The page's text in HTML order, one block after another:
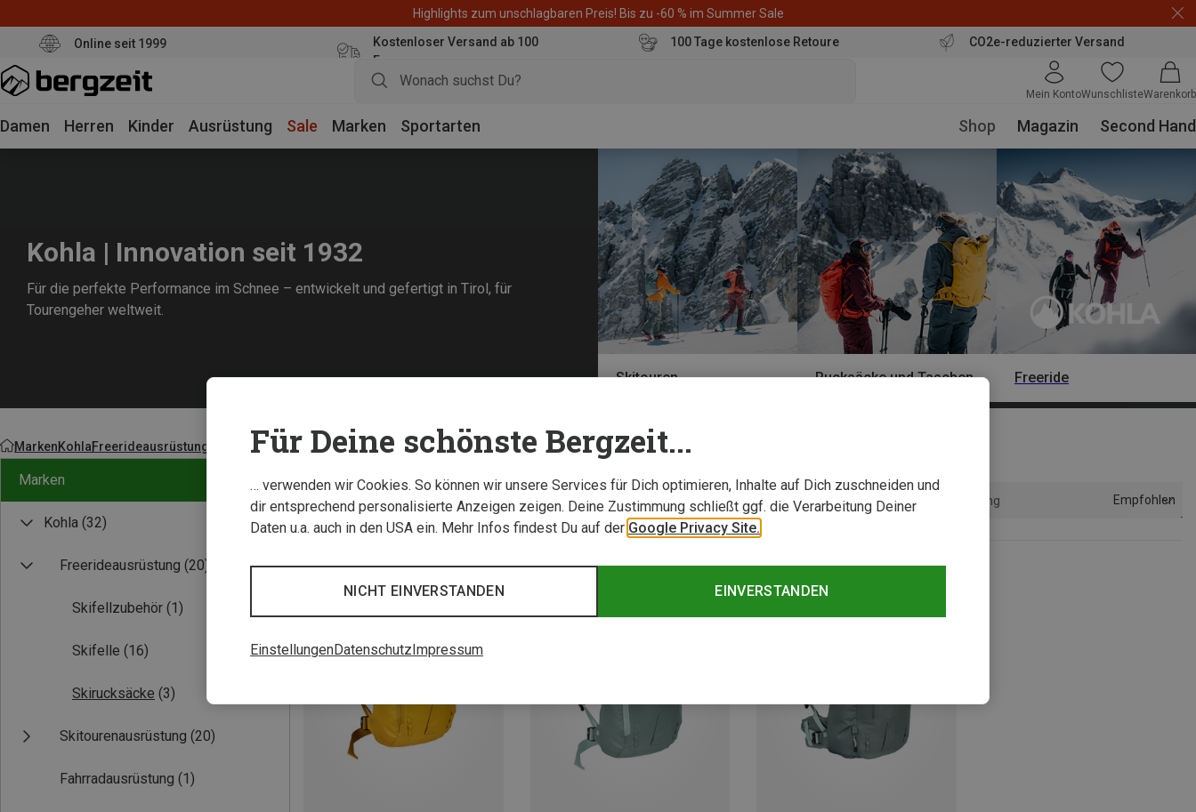
Highlights zum unschlagbaren Preis! Bis zu -60 % im Summer Sale
Online seit 1999
Kostenloser Versand ab 100
Euro
100 Tage kostenlose Retoure CO2e-reduzierter Versand
Mein KontoWunschlisteWarenkorb
Damen Herren Kinder Ausrüstung Sale Marken Sportarten Shop Magazin Second Hand
Kohla | Innovation seit 1932
Für die perfekte Performance im Schnee – entwickelt und gefertigt in Tirol, für
Tourengeher weltweit.
Skitouren Rucksäcke und Taschen Freeride
MarkenKohlaFreerideausrüstung
Marken
Kohla (32)
Freerideausrüstung (20)
Skifellzubehör (1)
Skifelle (16)
Skirucksäcke (3)
Skitourenausrüstung (20)
Fahrradausrüstung (1)
Sortierung Empfohlen
Für Deine schönste Bergzeit...
… verwenden wir Cookies. So können wir unsere Services für Dich optimieren, Inhalte auf Dich zuschneiden und
dir entsprechend personalisierte Anzeigen zeigen. Deine Zustimmung schließt ggf. die Verarbeitung Deiner
Daten u.a. auch in den USA ein. Mehr Infos findest Du auf der Google Privacy Site.
EINVERSTANDEN
NICHT EINVERSTANDEN
EinstellungenDatenschutzImpressum